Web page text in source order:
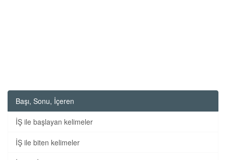
Başı, Sonu, İçeren
İŞ ile başlayan kelimeler
İŞ ile biten kelimeler